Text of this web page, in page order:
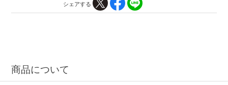
シェアする
商品について